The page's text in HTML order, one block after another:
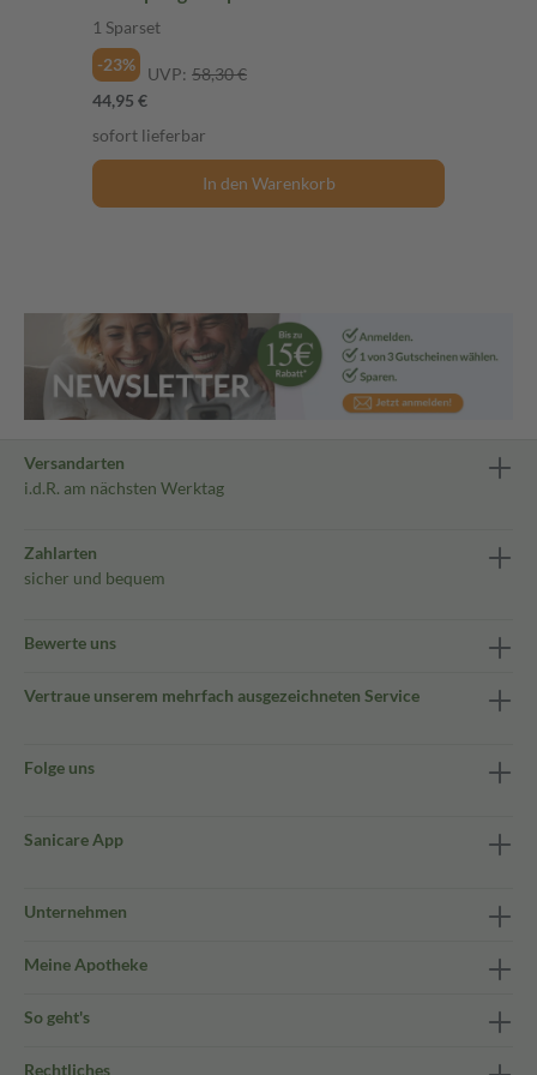
1 Sparset
-23%
UVP: 58,30 €
44,95 €
sofort lieferbar
In den Warenkorb
Versandarten
i.d.R. am nächsten Werktag
Zahlarten
sicher und bequem
Bewerte uns
Vertraue unserem mehrfach ausgezeichneten Service
Folge uns
Sanicare App
Unternehmen
Meine Apotheke
So geht's
Rechtliches